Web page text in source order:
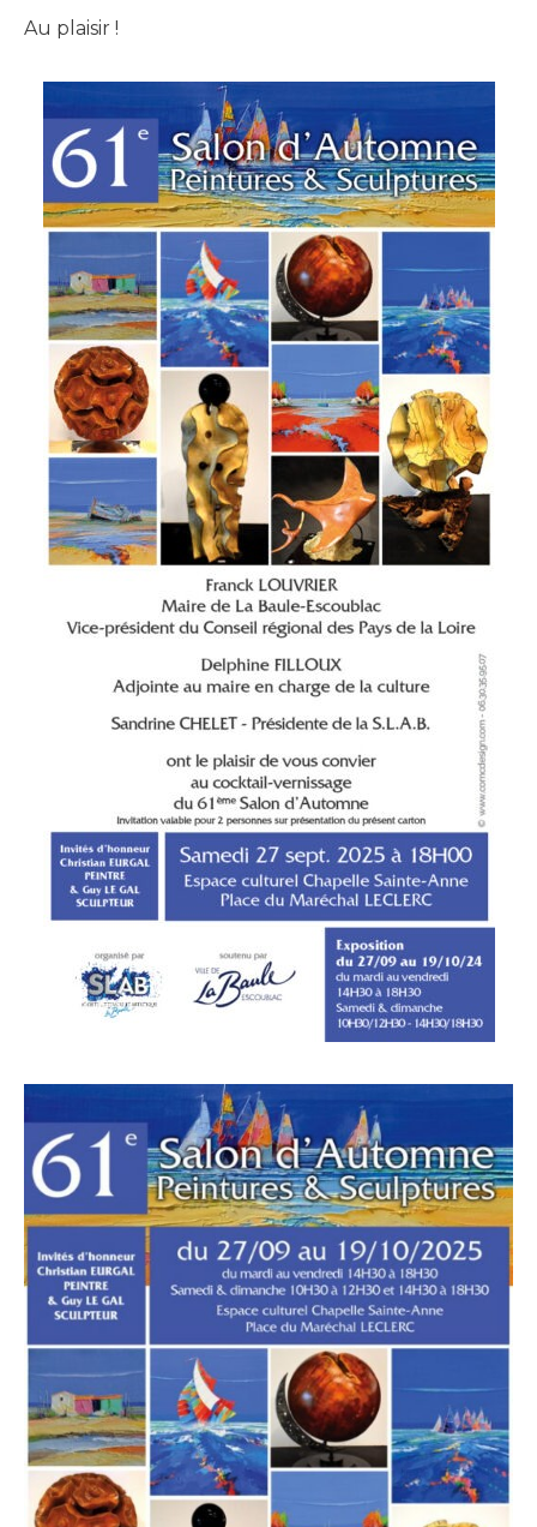
Au plaisir !